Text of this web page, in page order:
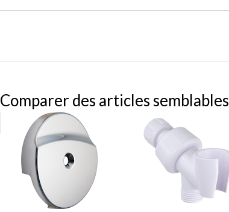
Comparer des articles semblables